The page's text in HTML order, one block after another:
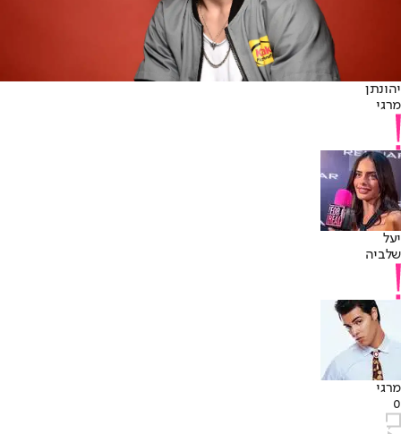
יהונתן
מרגי
יעל
שלביה
מרגי
0